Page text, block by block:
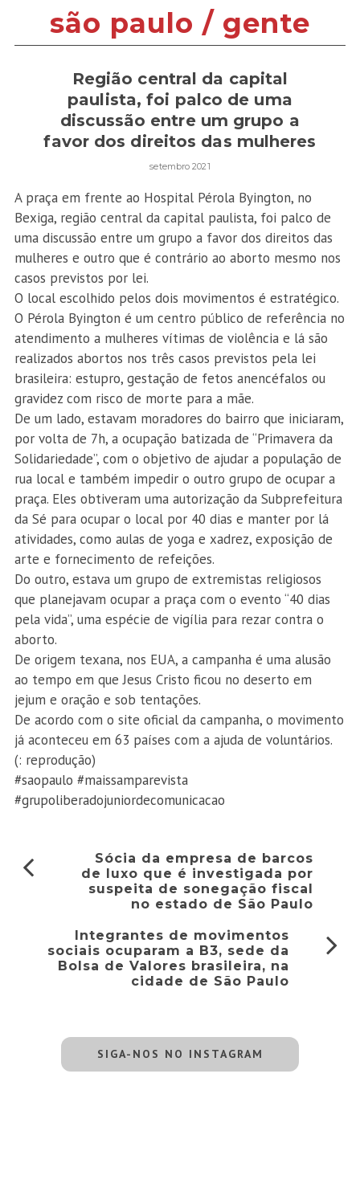
são paulo / gente
Região central da capital
paulista, foi palco de uma
discussão entre um grupo a
favor dos direitos das mulheres
setembro 2021
A praça em frente ao Hospital Pérola Byington, no
Bexiga, região central da capital paulista, foi palco de
uma discussão entre um grupo a favor dos direitos das
mulheres e outro que é contrário ao aborto mesmo nos
casos previstos por lei.
O local escolhido pelos dois movimentos é estratégico.
O Pérola Byington é um centro público de referência no
atendimento a mulheres vítimas de violência e lá são
realizados abortos nos três casos previstos pela lei
brasileira: estupro, gestação de fetos anencéfalos ou
gravidez com risco de morte para a mãe.
De um lado, estavam moradores do bairro que iniciaram,
por volta de 7h, a ocupação batizada de “Primavera da
Solidariedade”, com o objetivo de ajudar a população de
rua local e também impedir o outro grupo de ocupar a
praça. Eles obtiveram uma autorização da Subprefeitura
da Sé para ocupar o local por 40 dias e manter por lá
atividades, como aulas de yoga e xadrez, exposição de
arte e fornecimento de refeições.
Do outro, estava um grupo de extremistas religiosos
que planejavam ocupar a praça com o evento “40 dias
pela vida”, uma espécie de vigília para rezar contra o
aborto.
De origem texana, nos EUA, a campanha é uma alusão
ao tempo em que Jesus Cristo ficou no deserto em
jejum e oração e sob tentações.
De acordo com o site oficial da campanha, o movimento
já aconteceu em 63 países com a ajuda de voluntários.
(: reprodução)
#saopaulo #maissamparevista
#grupoliberadojuniordecomunicacao
Sócia da empresa de barcos
de luxo que é investigada por
suspeita de sonegação fiscal
no estado de São Paulo
Integrantes de movimentos
sociais ocuparam a B3, sede da
Bolsa de Valores brasileira, na
cidade de São Paulo
SIGA-NOS NO INSTAGRAM